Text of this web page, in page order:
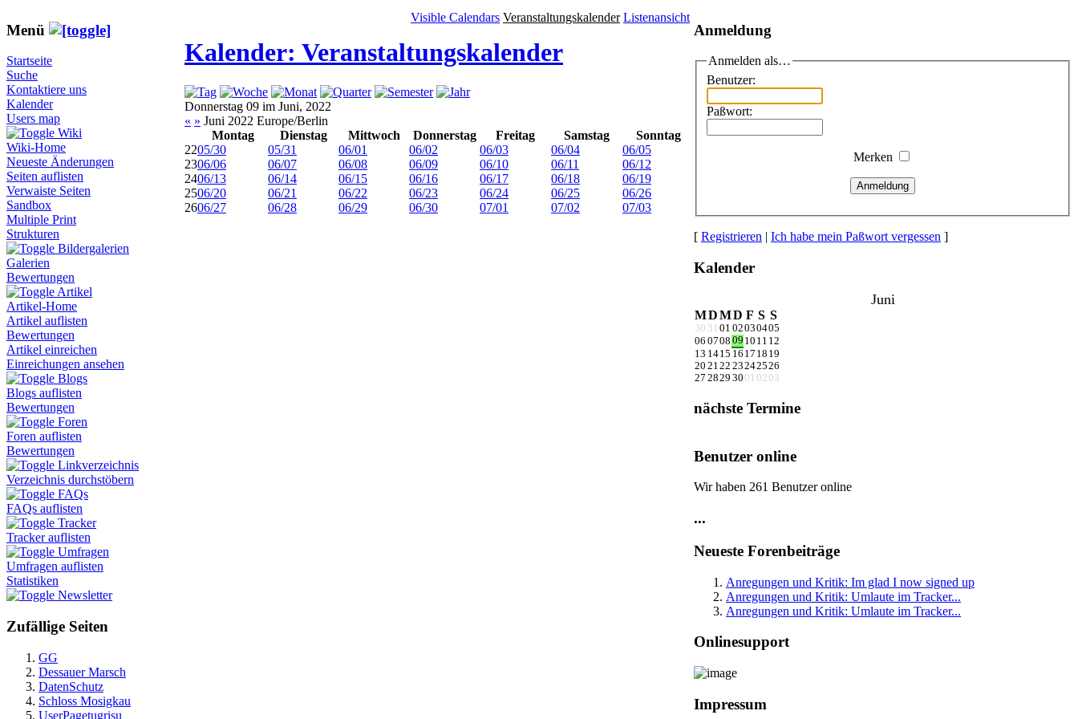
Menü
Startseite
Suche
Kontaktiere uns
Kalender
Users map
Wiki
Wiki-Home
Neueste Änderungen
Seiten auflisten
Verwaiste Seiten
Sandbox
Multiple Print
Strukturen
Bildergalerien
Galerien
Bewertungen
Artikel
Artikel-Home
Artikel auflisten
Bewertungen
Artikel einreichen
Einreichungen ansehen
Blogs
Blogs auflisten
Bewertungen
Foren
Foren auflisten
Bewertungen
Linkverzeichnis
Verzeichnis durchstöbern
FAQs
FAQs auflisten
Tracker
Tracker auflisten
Umfragen
Umfragen auflisten
Statistiken
Newsletter
Zufällige Seiten
GG
Dessauer Marsch
DatenSchutz
Schloss Mosigkau
UserPagetugrisu
Visible Calendars Veranstaltungskalender Listenansicht
Kalender: Veranstaltungskalender
Donnerstag 09 im Juni, 2022
« » Juni 2022 Europe/Berlin
Montag
Dienstag Mittwoch Donnerstag Freitag Samstag
Sonntag
2205/30 05/31 06/01 06/02 06/03 06/04
06/05
2306/06 06/07 06/08 06/09 06/10 06/11
06/12
2406/13 06/14 06/15 06/16 06/17 06/18
06/19
2506/20 06/21 06/22 06/23 06/24 06/25
06/26
2606/27 06/28 06/29 06/30 07/01 07/02 07/03
Anmeldung
Anmelden als…
Benutzer:
Paßwort:
Merken
Anmeldung
[ Registrieren | Ich habe mein Paßwort vergessen ]
Kalender
Juni
MDMD F S S
30 31 01 02030405
06 0708 09 10 11 12
13 1415 16 17 18 19
20 2122 23242526
27 2829 30 01 02 03
nächste Termine
Benutzer online
Wir haben 261 Benutzer online
...
Neueste Forenbeiträge
Anregungen und Kritik: Im glad I now signed up
Anregungen und Kritik: Umlaute im Tracker...
Anregungen und Kritik: Umlaute im Tracker...
Onlinesupport
Impressum